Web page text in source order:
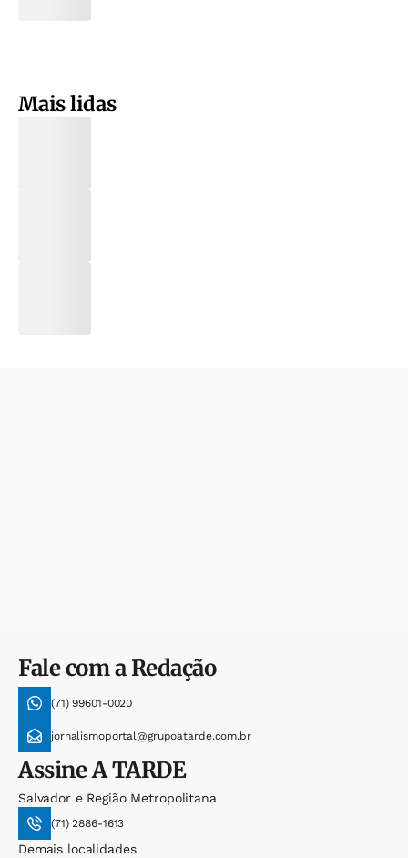
Mais lidas
Fale com a Redação
(71) 99601-0020
jornalismoportal@grupoatarde.com.br
AssineA TARDE
Salvador e Região Metropolitana
(71) 2886-1613
Demais localidades